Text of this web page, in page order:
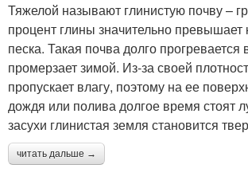
Тяжелой называют глинистую почву –
процент глины значительно превышает
песка. Такая почва долго
промерзает зимой. Из-за своей
пропускает влагу, поэтому на ее
дождя или полива долгое время стоят
засухи глинистая земля становится
читать дальше →